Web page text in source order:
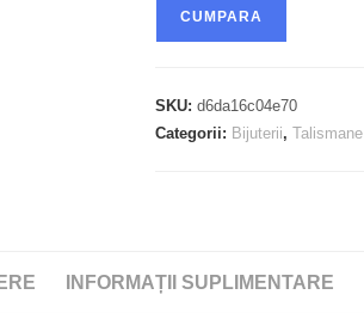
CUMPARA
SKU:d6da16c04e70
Categorii: Bijuterii,Talismane
INFORMAȚII SUPLIMENTARE